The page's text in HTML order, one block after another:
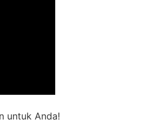
untuk Anda!